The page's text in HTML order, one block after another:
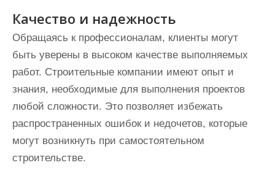
Качество и надежность
Обращаясь к профессионалам, клиенты могут
быть уверены в высоком качестве выполняемых
работ. Строительные компании имеют опыт и
знания, необходимые для выполнения проектов
любой сложности. Это позволяет избежать
распространенных ошибок и недочетов, которые
могут возникнуть при самостоятельном
строительстве.